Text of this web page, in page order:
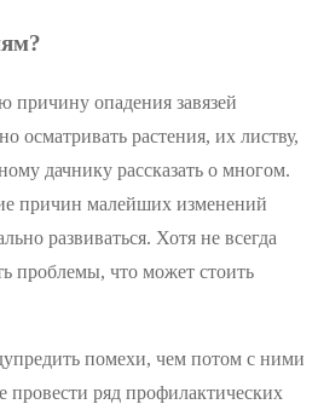
опадения завязей
осматривать растения, их листву,
дачнику рассказать о многом.
причин малейших изменений
развиваться. Хотя не всегда
проблемы, что может стоить
помехи, чем потом с ними
провести ряд профилактических